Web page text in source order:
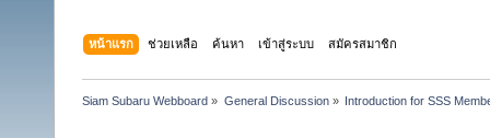
หน้าแรก ช่วยเหลือ ค้นหา เข้าสู่ระบบ สมัครสมาชิก
Siam Subaru Webboard » General Discussion» Introduction for SSS